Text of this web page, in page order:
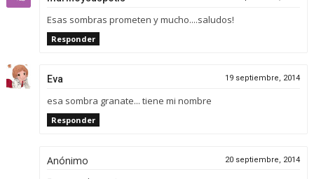
Esas sombras prometen y mucho....saludos!
Responder
Eva 19 septiembre, 2014
esa sombra granate... tiene mi nombre
Responder
Anónimo 20 septiembre, 2014